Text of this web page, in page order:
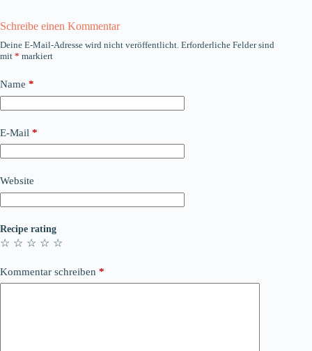
Schreibe einen Kommentar
Deine E-Mail-Adresse wird nicht veröffentlicht. Erforderliche Felder sind
mit * markiert
Name *
E-Mail *
Website
Recipe rating
☆
☆
☆
☆
☆
Kommentar schreiben *